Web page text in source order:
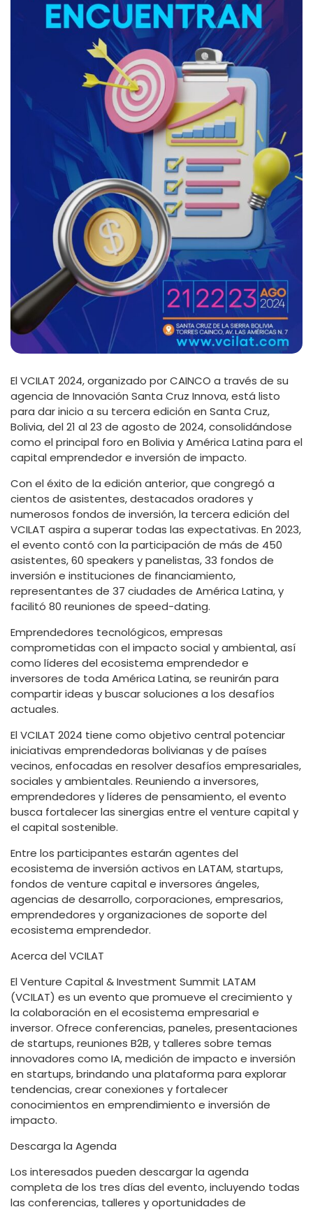
El VCILAT 2024, organizado por CAINCO a través de su
agencia de Innovación Santa Cruz Innova, está listo
para dar inicio a su tercera edición en Santa Cruz,
Bolivia, del 21 al 23 de agosto de 2024, consolidándose
como el principal foro en Bolivia y América Latina para el
capital emprendedor e inversión de impacto.
Con el éxito de la edición anterior, que congregó a
cientos de asistentes, destacados oradores y
numerosos fondos de inversión, la tercera edición del
VCILAT aspira a superar todas las expectativas. En 2023,
el evento contó con la participación de más de 450
asistentes, 60 speakers y panelistas, 33 fondos de
inversión e instituciones de financiamiento,
representantes de 37 ciudades de América Latina, y
facilitó 80 reuniones de speed-dating.
Emprendedores tecnológicos, empresas
comprometidas con el impacto social y ambiental, así
como líderes del ecosistema emprendedor e
inversores de toda América Latina, se reunirán para
compartir ideas y buscar soluciones a los desafíos
actuales.
El VCILAT 2024 tiene como objetivo central potenciar
iniciativas emprendedoras bolivianas y de países
vecinos, enfocadas en resolver desafíos empresariales,
sociales y ambientales. Reuniendo a inversores,
emprendedores y líderes de pensamiento, el evento
busca fortalecer las sinergias entre el venture capital y
el capital sostenible.
Entre los participantes estarán agentes del
ecosistema de inversión activos en LATAM, startups,
fondos de venture capital e inversores ángeles,
agencias de desarrollo, corporaciones, empresarios,
emprendedores y organizaciones de soporte del
ecosistema emprendedor.
Acerca del VCILAT
El Venture Capital & Investment Summit LATAM
(VCILAT) es un evento que promueve el crecimiento y
la colaboración en el ecosistema empresarial e
inversor. Ofrece conferencias, paneles, presentaciones
de startups, reuniones B2B, y talleres sobre temas
innovadores como IA, medición de impacto e inversión
en startups, brindando una plataforma para explorar
tendencias, crear conexiones y fortalecer
conocimientos en emprendimiento e inversión de
impacto.
Descarga la Agenda
Los interesados pueden descargar la agenda
completa de los tres días del evento, incluyendo todas
las conferencias, talleres y oportunidades de